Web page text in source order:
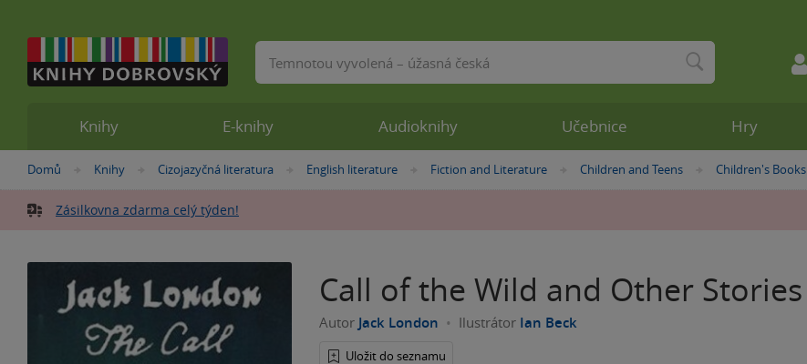
Nacházíte
zde:
Domů »
Knihy »
Cizojazyčná literatura »
English literature »Fiction and Literature »
Children and Teens »
Children's Books
Zásilkovna zdarma celý týden!
Call of the Wild and Other Stories
Autor Jack London Ilustrátor Ian Beck
Uložit do seznamu
Knihy E-knihy Audioknihy Učebnice Hry
Vyhledávání